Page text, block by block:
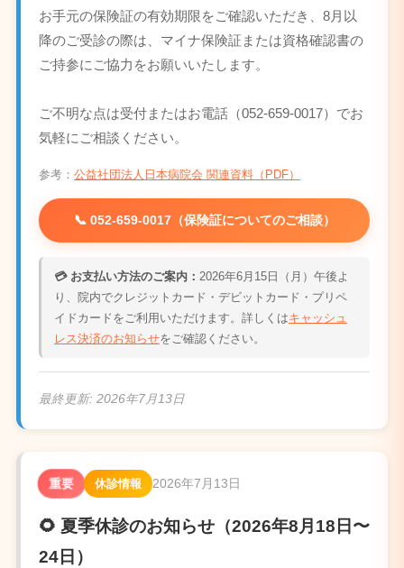
お手元の保険証の有効期限をご確認いただき、8月以
降のご受診の際は、マイナ保険証または資格確認書の
ご持参にご協力をお願いいたします。
ご不明な点は受付またはお電話（052-659-0017）でお
気軽にご相談ください。
参考： 公益社団法人日本病院会 関連資料（PDF）
📞 052-659-0017（保険証についてのご相談）
💳 お支払い方法のご案内： 2026年6月15日（月）午後よ
り、院内でクレジットカード・デビットカード・プリペ
イドカードをご利用いただけます。詳しくはキャッシュ
レス決済のお知らせをご確認ください。
最終更新: 2026年7月13日
重要 休診情報 2026年7月13日
🌻 夏季休診のお知らせ（2026年8月18日〜
24日）